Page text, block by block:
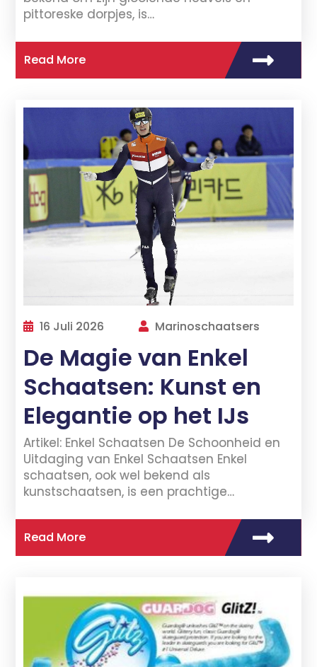
pittoreske dorpjes, is…
Read More
16 Juli 2026 Marinoschaatsers
De Magie van Enkel
Schaatsen: Kunst en
Elegantie op het IJs
Artikel: Enkel Schaatsen De Schoonheid en
Uitdaging van Enkel Schaatsen Enkel
schaatsen, ook wel bekend als
kunstschaatsen, is een prachtige…
Read More